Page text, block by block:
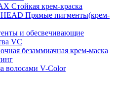
Стойкая крем-краска
Прямые пигменты(крем-
и обесвечивающие
VC
безаммиачная крем-маска
волосами V-Color